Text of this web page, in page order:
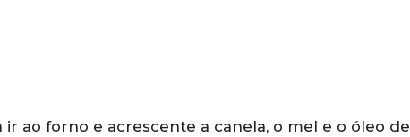
ao forno e acrescente a canela, o mel e o óleo de